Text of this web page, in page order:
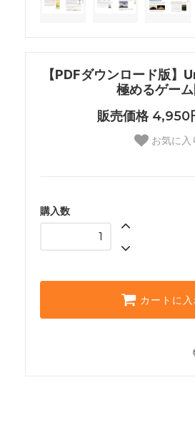
【PDFダウンロード版】
極めるゲー
販売価格 4,950
お気に入
購入数
カートに入